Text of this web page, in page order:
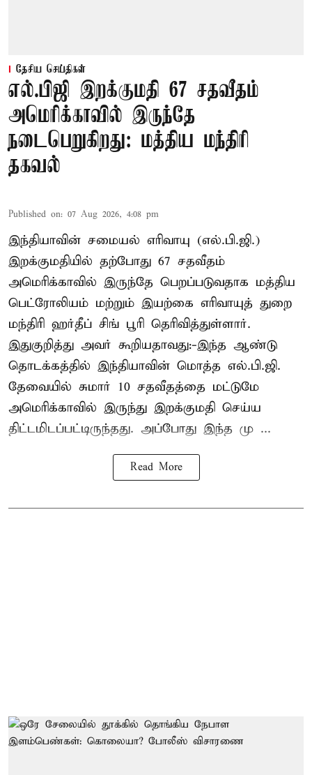
தேசிய செய்திகள்
எல்.பிஜி இறக்குமதி 67 சதவீதம்
அமெரிக்காவில் இருந்தே
நடைபெறுகிறது: மத்திய மந்திரி
தகவல்
Published on: 07 Aug 2026, 4:08 pm
இந்தியாவின் சமையல் எரிவாயு (எல்.பி.ஜி.)
இறக்குமதியில் தற்போது 67 சதவீதம்
அமெரிக்காவில் இருந்தே பெறப்படுவதாக மத்திய
பெட்ரோலியம் மற்றும் இயற்கை எரிவாயுத் துறை
மந்திரி ஹர்தீப் சிங் பூரி தெரிவித்துள்ளார்.
இதுகுறித்து அவர் கூறியதாவது:-இந்த ஆண்டு
தொடக்கத்தில் இந்தியாவின் மொத்த எல்.பி.ஜி.
தேவையில் சுமார் 10 சதவீதத்தை மட்டுமே
அமெரிக்காவில் இருந்து இறக்குமதி செய்ய
திட்டமிடப்பட்டிருந்தது. அப்போது இந்த மு ...
Read More